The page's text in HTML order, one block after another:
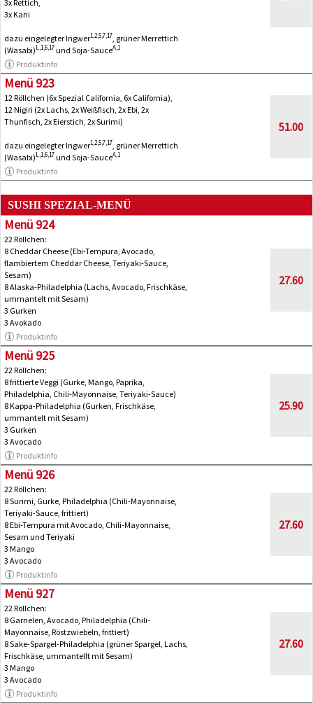
3x Rettich,
3x Kani
dazu eingelegter Ingwer1,2,5,7,17 , grüner Merrettich
(Wasabi)L,1,6,17und Soja-SauceA,1
Produktinfo
Menü 923
12 Röllchen (6x Spezial California, 6x California),
12 Nigiri (2x Lachs, 2x Weißfisch, 2x Ebi, 2x
Thunfisch, 2x Eierstich, 2x Surimi)
dazu eingelegter Ingwer1,2,5,7,17 , grüner Merrettich
(Wasabi)L,1,6,17und Soja-SauceA,1
Produktinfo
51.00
SUSHI SPEZIAL-MENÜ
Menü 924
22 Röllchen:
8 Cheddar Cheese (Ebi-Tempura, Avocado,
flambiertem Cheddar Cheese, Teriyaki-Sauce,
Sesam)
8 Alaska-Philadelphia (Lachs, Avocado, Frischkäse,
ummantelt mit Sesam)
3 Gurken
3 Avokado
Produktinfo
27.60
Menü 925
22 Röllchen:
8 frittierte Veggi (Gurke, Mango, Paprika,
Philadelphia, Chili-Mayonnaise, Teriyaki-Sauce)
8 Kappa-Philadelphia (Gurken, Frischkäse,
ummantelt mit Sesam)
3 Gurken
3 Avocado
Produktinfo
25.90
Menü 926
22 Röllchen:
8 Surimi, Gurke, Philadelphia (Chili-Mayonnaise,
Teriyaki-Sauce, frittiert)
8 Ebi-Tempura mit Avocado, Chili-Mayonnaise,
Sesam und Teriyaki
3 Mango
3 Avocado
Produktinfo
27.60
Menü 927
22 Röllchen:
8 Garnelen, Avocado, Philadelphia (Chili-
Mayonnaise, Röstzwiebeln, frittiert)
8 Sake-Spargel-Philadelphia (grüner Spargel, Lachs,
Frischkäse, ummantellt mit Sesam)
3 Mango
3 Avocado
Produktinfo
27.60